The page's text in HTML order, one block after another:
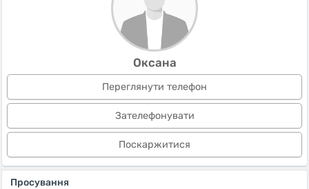
Оксана
Переглянути телефон
Зателефонувати
Поскаржитися
Просування